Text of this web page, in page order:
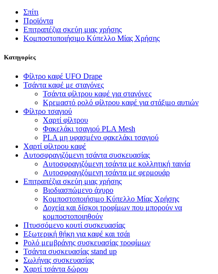
Σπίτι
Προϊόντα
Επιτραπέζια σκεύη μιας χρήσης
Κομποστοποιήσιμο Κύπελλο Μίας Χρήσης
Κατηγορίες
Φίλτρο καφέ UFO Drape
Τσάντα καφέ με σταγόνες
Τσάντα φίλτρου καφέ για σταγόνες
Κρεμαστό ρολό φίλτρου καφέ για στάξιμο αυτιών
Φίλτρο τσαγιού
Χαρτί φίλτρου
Φακελάκι τσαγιού PLA Mesh
PLA μη υφασμένο φακελάκι τσαγιού
Χαρτί φίλτρου καφέ
Αυτοσφραγιζόμενη τσάντα συσκευασίας
Αυτοσφραγιζόμενη τσάντα με κολλητική ταινία
Αυτοσφραγιζόμενη τσάντα με φερμουάρ
Επιτραπέζια σκεύη μιας χρήσης
Βιοδιασπώμενο άχυρο
Κομποστοποιήσιμο Κύπελλο Μίας Χρήσης
Δοχεία και δίσκοι τροφίμων που μπορούν να
κομποστοποιηθούν
Πτυσσόμενο κουτί συσκευασίας
Εξωτερική θήκη για καφέ και τσάι
Ρολό μεμβράνης συσκευασίας τροφίμων
Τσάντα συσκευασίας stand up
Σωλήνας συσκευασίας
Χαρτί τσάντα δώρου